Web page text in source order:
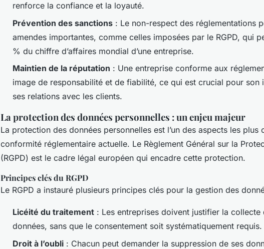
renforce la confiance et la loyauté.
Prévention des sanctions : Le non-respect des réglementations
amendes importantes, comme celles imposées par le RGPD, qui
% du chiffre d’affaires mondial d’une entreprise.
Maintien de la réputation : Une entreprise conforme aux
image de responsabilité et de fiabilité, ce qui est crucial pour son
ses relations avec les clients.
La protection des données personnelles : un enjeu majeur
La protection des données personnelles est l’un des aspects les plus
conformité réglementaire actuelle. Le Règlement Général sur la
(RGPD) est le cadre légal européen qui encadre cette protection.
Principes clés du RGPD
Le RGPD a instauré plusieurs principes clés pour la gestion des
Licéité du traitement : Les entreprises doivent justifier la collecte
données, sans que le consentement soit systématiquement requis.
Droit à l’oubli : Chacun peut demander la suppression de ses